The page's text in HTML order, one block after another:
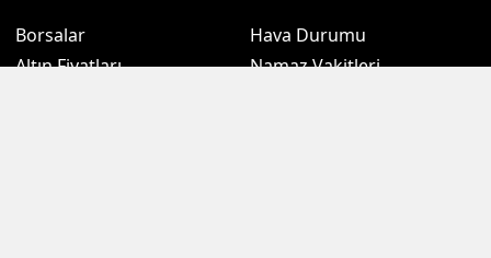
Borsalar
Altın Fiyatları
Hava Durumu
Namaz Vakitleri